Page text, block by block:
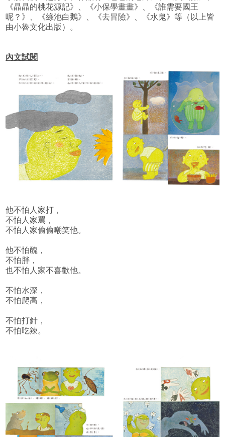
《晶晶的桃花源記》、《小保學畫畫》、《誰需要國王
呢？》、《綠池白鵝》、《去冒險》、《水鬼》等（以上皆
由小魯文化出版）。
內文試閱
他不怕人家打，
不怕人家罵，
不怕人家偷偷嘲笑他。
他不怕醜，
不怕胖，
也不怕人家不喜歡他。
不怕水深，
不怕爬高，
不怕打針，
不怕吃辣。